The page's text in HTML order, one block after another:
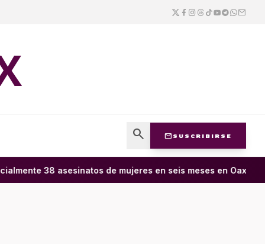
search mail SUSCRIBIRSE
38 asesinatos de mujeres en seis meses en Oaxaca;